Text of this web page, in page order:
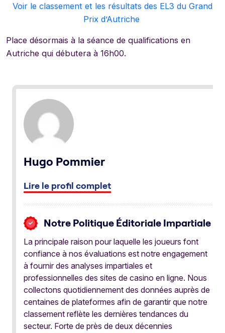
Voir le classement et les résultats des EL3 du Grand
Prix d’Autriche
Place désormais à la séance de qualifications en
Autriche qui débutera à 16h00.
Hugo Pommier
Lire le profil complet
Notre Politique Éditoriale Impartiale
La principale raison pour laquelle les joueurs font
confiance à nos évaluations est notre engagement
à fournir des analyses impartiales et
professionnelles des sites de casino en ligne. Nous
collectons quotidiennement des données auprès de
centaines de plateformes afin de garantir que notre
classement reflète les dernières tendances du
secteur. Forte de près de deux décennies